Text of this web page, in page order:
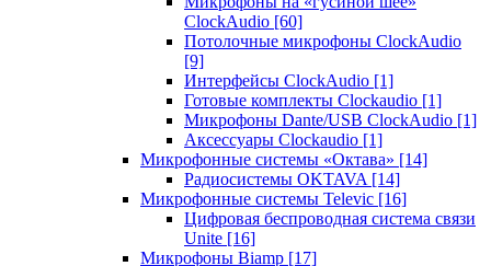
ClockAudio [60]
Потолочные микрофоны ClockAudio
[9]
Интерфейсы ClockAudio [1]
Готовые комплекты Clockaudio [1]
Микрофоны Dante/USB ClockAudio [1]
Аксессуары Clockaudio [1]
Микрофонные системы «Октава» [14]
Радиосистемы OKTAVA [14]
Микрофонные системы Televic [16]
Цифровая беспроводная система связи
Unite [16]
Микрофоны Biamp [17]